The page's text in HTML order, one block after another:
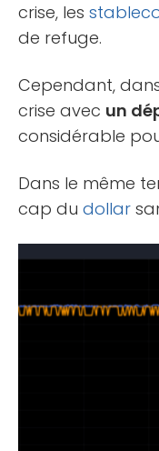
crise, les
de refuge.
Cependant, dans
crise avec un
considérable
Dans le même
cap du dollar